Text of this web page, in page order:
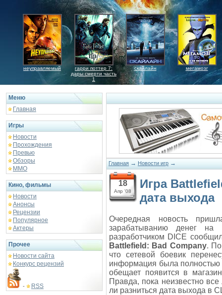
неуправляемый
гарри поттер 7:
дары смерти часть
1
скайлайн мегамозг
Меню
Главная
Игры
Новости
Прохождения
Превью
Обзоры
ММО
Кино, фильмы
Новости
Анонсы
Рецензии
Популярное
Актеры
Прочее
Новости сайта
Конкурс рецензий
- RSS
Главная → Новости игр →
18
Апр '08
Игра
дата выхода
Очередная новость
зарабатыванию денег
разработчиком DICE
Battlefield: Bad Company. По
что сетевой боевик
информация была
обещает появится в
Правда, пока неизвестно
ли разниться дата выхода в